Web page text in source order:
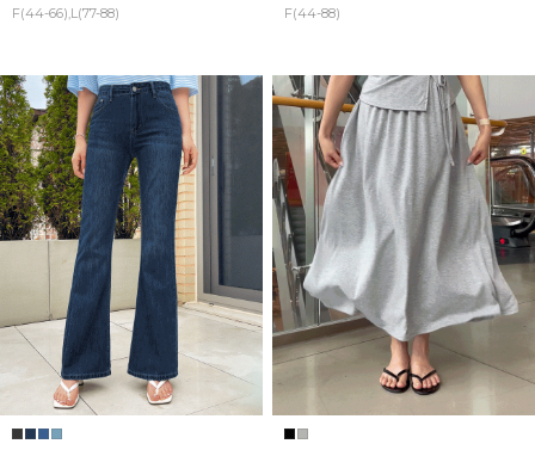
F(44-66),L(77-88) F(44-88)